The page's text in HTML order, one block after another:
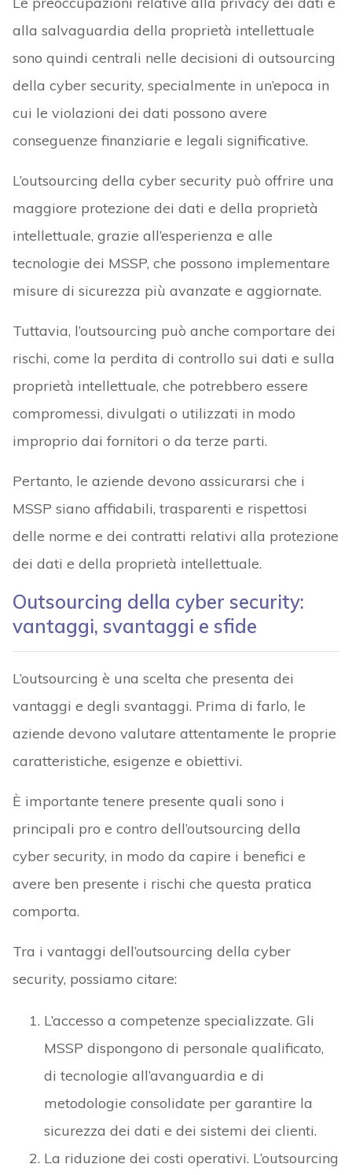
alla salvaguardia della proprietà intellettuale
sono quindi centrali nelle decisioni di outsourcing
della cyber security, specialmente in un’epoca in
cui le violazioni dei dati possono avere
conseguenze finanziarie e legali significative.
L’outsourcing della cyber security può offrire una
maggiore protezione dei dati e della proprietà
intellettuale, grazie all’esperienza e alle
tecnologie dei MSSP, che possono implementare
misure di sicurezza più avanzate e aggiornate.
Tuttavia, l’outsourcing può anche comportare dei
rischi, come la perdita di controllo sui dati e sulla
proprietà intellettuale, che potrebbero essere
compromessi, divulgati o utilizzati in modo
improprio dai fornitori o da terze parti.
Pertanto, le aziende devono assicurarsi che i
MSSP siano affidabili, trasparenti e rispettosi
delle norme e dei contratti relativi alla protezione
dei dati e della proprietà intellettuale.
Outsourcing della cyber security:
vantaggi, svantaggi e sfide
L’outsourcing è una scelta che presenta dei
vantaggi e degli svantaggi. Prima di farlo, le
aziende devono valutare attentamente le proprie
caratteristiche, esigenze e obiettivi.
È importante tenere presente quali sono i
principali pro e contro dell’outsourcing della
cyber security, in modo da capire i benefici e
avere ben presente i rischi che questa pratica
comporta.
Tra i vantaggi dell’outsourcing della cyber
security, possiamo citare:
L’accesso a competenze specializzate. Gli
MSSP dispongono di personale qualificato,
di tecnologie all’avanguardia e di
metodologie consolidate per garantire la
sicurezza dei dati e dei sistemi dei clienti.
La riduzione dei costi operativi. L’outsourcing